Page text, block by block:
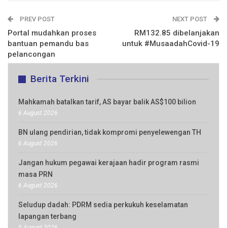
PREV POST
Portal mudahkan proses
bantuan pemandu bas
pelancongan
NEXT POST
RM132.85 dibelanjakan
untuk #MusaadahCovid-19
Berita Terkini
Mahkamah batalkan tarif, AS bayar balik AS$100 bilion
6 August 2026
BN ulang pendirian, tidak kompromi penyelewengan TH
6 August 2026
Jangan hukum pegawai kerajaan hadir program rasmi
masa PRN
6 August 2026
Seludup dadah: PDRM sedia perkukuh keselamatan
lapangan terbang